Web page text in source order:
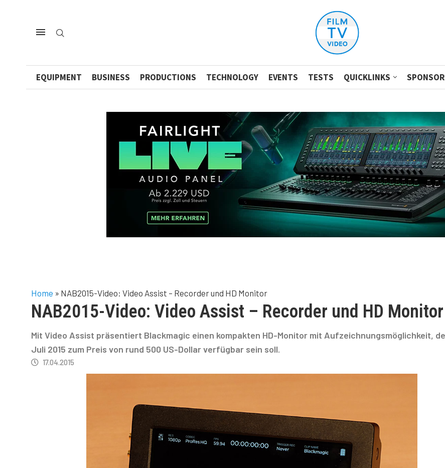
EQUIPMENT BUSINESS PRODUCTIONS TECHNOLOGY EVENTS TESTS QUICKLINKS
Home » NAB2015-Video: Video Assist – Recorder und HD Monitor
NAB2015-Video: Video Assist – Recorder und HD Monitor
Mit Video Assist präsentiert Blackmagic einen kompakten HD-Monitor mit Aufzeichnungsmöglichkeit,
Juli 2015 zum Preis von rund 500 US-Dollar verfügbar sein soll.
17.04.2015